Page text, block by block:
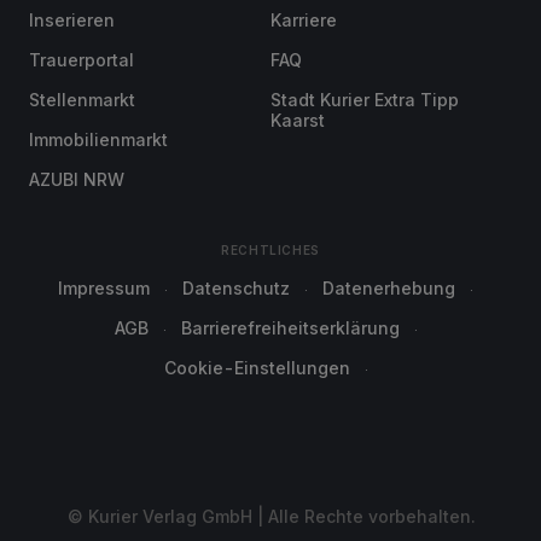
Inserieren
Trauerportal
Stellenmarkt
Immobilienmarkt
AZUBI NRW
Karriere
FAQ
Stadt Kurier Extra Tipp
Kaarst
RECHTLICHES
Impressum Datenschutz
Datenerhebung
AGB
Barrierefreiheitserklärung
Cookie-Einstellungen
© Kurier Verlag GmbH | Alle Rechte vorbehalten.